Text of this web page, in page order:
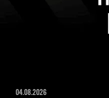
04.08.2026